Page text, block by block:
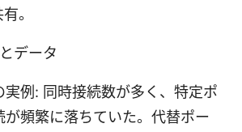
。
データ
実例: 同時接続数が多く、特定ポ
が頻繁に落ちていた。代替ポー